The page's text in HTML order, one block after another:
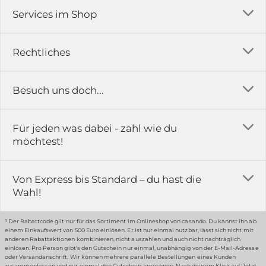
Rechtliches
Impressum
Rückgabe & Reklamation
Widerrufsrecht
Datenschutz-Einstellung
Erklärung zur Barrierefreiheit
Services im Shop
Versandkosten
Erfahrungsberichte & Bewertungen
Kontakt
Karriere
Gewerbekunden
Grounding Page
Besuch uns doch...
in der Ausstellung...
51789 Lindlar
Hinweis:
… oder in unserem Fachmarkt
Für jeden was dabei - zahl wie du
möchtest!
Von Express bis Standard – du hast die
Wahl!
¹ Der Rabattcode gilt nur für das Sortiment im Onlineshop von casando. Du kannst ihn ab
einem Einkaufswert von 500 Euro einlösen. Er ist nur einmal nutzbar, lässt sich nicht mit
anderen Rabattaktionen kombinieren, nicht auszahlen und auch nicht nachträglich
einlösen. Pro Person gibt's den Gutschein nur einmal, unabhängig von der E-Mail-Adresse
oder Versandanschrift. Wir können mehrere parallele Bestellungen eines Kunden